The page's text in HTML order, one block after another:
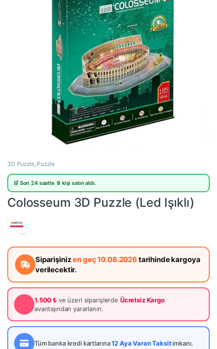
3D Puzzle, Puzzle
🛒 Son 24 saatte 9 kişi satın aldı.
Colosseum 3D Puzzle (Led Işıklı)
Siparişinizen geç 10.08.2026 tarihinde kargoya
verilecektir.
1.500 ₺ ve üzeri siparişlerde Ücretsiz Kargo
avantajından yararlanın.
Tüm banka kredi kartlarına12 Aya Varan Taksitimkanı.